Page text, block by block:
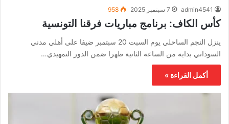
admin4541 7 سبتمبر 2025 958
كأس الكاف: برنامج مباريات فرقنا التونسية
ينزل النجم الساحلي يوم السبت 20 سبتمبر ضيفا على أهلي مدني
السوداني بداية من الساعة الثانية ظهرا ضمن الدور التمهيدي…
أكمل القراءة »